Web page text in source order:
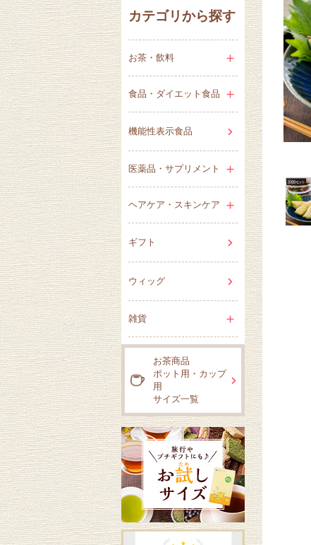
カテゴリから探す
お茶・飲料
食品・ダイエット食品
機能性表示食品
医薬品・サプリメント
ヘアケア・スキンケア
ギフト
ウィッグ
雑貨
お茶商品
ポット用・カップ
用
サイズ一覧